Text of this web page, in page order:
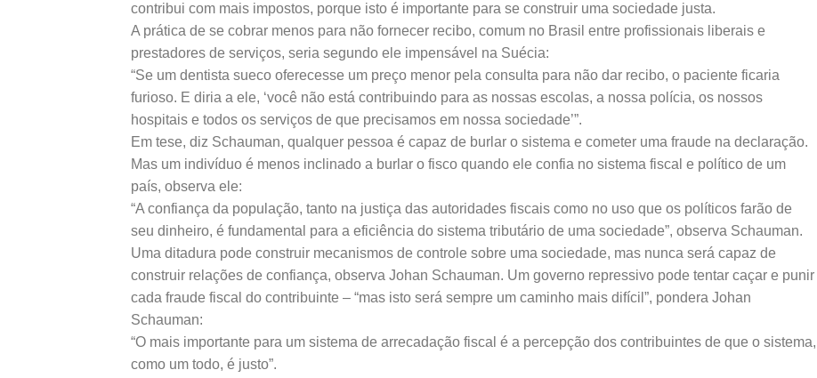
contribui com mais impostos, porque isto é importante para se construir uma sociedade justa.
A prática de se cobrar menos para não fornecer recibo, comum no Brasil entre profissionais liberais e
prestadores de serviços, seria segundo ele impensável na Suécia:
“Se um dentista sueco oferecesse um preço menor pela consulta para não dar recibo, o paciente ficaria
furioso. E diria a ele, ‘você não está contribuindo para as nossas escolas, a nossa polícia, os nossos
hospitais e todos os serviços de que precisamos em nossa sociedade’”.
Em tese, diz Schauman, qualquer pessoa é capaz de burlar o sistema e cometer uma fraude na declaração.
Mas um indivíduo é menos inclinado a burlar o fisco quando ele confia no sistema fiscal e político de um
país, observa ele:
“A confiança da população, tanto na justiça das autoridades fiscais como no uso que os políticos farão de
seu dinheiro, é fundamental para a eficiência do sistema tributário de uma sociedade”, observa Schauman.
Uma ditadura pode construir mecanismos de controle sobre uma sociedade, mas nunca será capaz de
construir relações de confiança, observa Johan Schauman. Um governo repressivo pode tentar caçar e punir
cada fraude fiscal do contribuinte – “mas isto será sempre um caminho mais difícil”, pondera Johan
Schauman:
“O mais importante para um sistema de arrecadação fiscal é a percepção dos contribuintes de que o sistema,
como um todo, é justo”.